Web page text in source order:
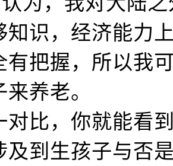
知识，经济能力
有把握，所以我
养老。
对比，你就能看
及到生孩子与否